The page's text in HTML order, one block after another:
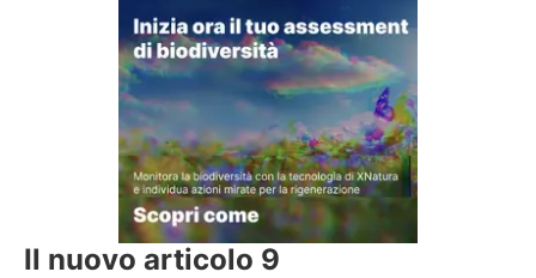
Il nuovo articolo 9